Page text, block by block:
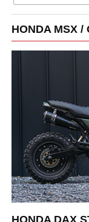
HONDA MSX /